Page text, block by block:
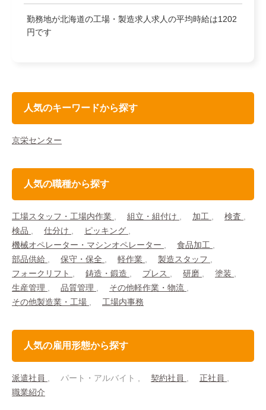
勤務地が北海道の工場・製造求人求人の平均時給は1202
円です
人気のキーワードから探す
京栄センター
人気の職種から探す
工場スタッフ・工場内作業 組立・組付け 加工
検査
検品
仕分け
ピッキング
機械オペレーター・マシンオペレーター
食品加工
部品供給
保守・保全 軽作業
製造スタッフ
フォークリフト
鋳造・鍛造 プレス 研磨
塗装
生産管理
品質管理
その他軽作業・物流
その他製造業・工場
工場内事務
人気の雇用形態から探す
派遣社員 パート・アルバイト 契約社員
正社員
職業紹介